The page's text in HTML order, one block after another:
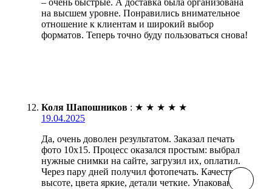
на высшем уровне. Понравились внимательное
отношение к клиентам и широкий выбор
форматов. Теперь точно буду пользоваться снова!
Коля Шапошников : ★ ★ ★ ★ ★
19.04.2025
Да, очень доволен результатом. Заказал печать
фото 10х15. Процесс оказался простым: выбрал
нужные снимки на сайте, загрузил их, оплатил.
Через пару дней получил фотопечать. Качество на
высоте, цвета яркие, детали четкие. Упаковано с